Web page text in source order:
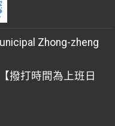
Zhong-zheng
撥打時間為上班日